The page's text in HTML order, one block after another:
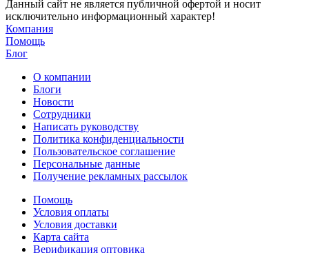
Данный сайт не является публичной офертой и носит
исключительно информационный характер!
Компания
Помощь
Блог
О компании
Блоги
Новости
Сотрудники
Написать руководству
Политика конфиденциальности
Пользовательское соглашение
Персональные данные
Получение рекламных рассылок
Помощь
Условия оплаты
Условия доставки
Карта сайта
Верификация оптовика